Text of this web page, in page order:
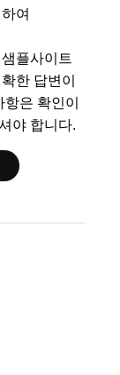
여
플사이트
한 답변이
은 확인이
야 합니다.